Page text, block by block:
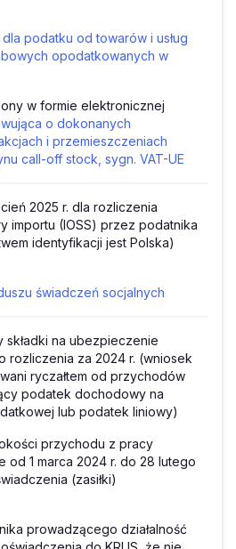
podatku od towarów i usług
opodatkowanych w
w formie elektronicznej
o dokonanych
i przemieszczeniach
call-off stock, sygn. VAT-UE
2025 r. dla rozliczenia
importu (IOSS) przez podatnika
identyfikacji jest Polska)
świadczeń socjalnych
składki na ubezpieczenie
rozliczenia za 2024 r. (wniosek
ryczałtem od przychodów
podatek dochodowy na
lub podatek liniowy)
przychodu z pracy
1 marca 2024 r. do 28 lutego
(zasiłki)
prowadzącego działalność